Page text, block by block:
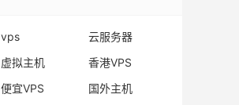
vps
云服务器
虚拟主机
香港VPS
便宜VPS
国外主机